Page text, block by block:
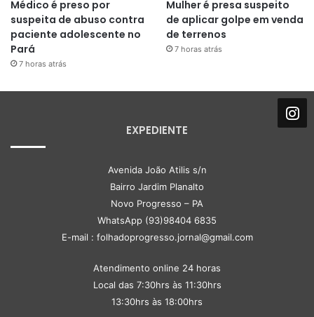
Médico é preso por
suspeita de abuso contra
paciente adolescente no
Pará
7 horas atrás
Mulher é presa suspeito
de aplicar golpe em venda
de terrenos
7 horas atrás
EXPEDIENTE
Avenida João Atilis s/n
Bairro Jardim Planalto
Novo Progresso – PA
WhatsApp (93)98404 6835
E-mail : folhadoprogresso.jornal@gmail.com
Atendimento online 24 horas
Local das 7:30hrs às 11:30hrs
13:30hrs às 18:00hrs